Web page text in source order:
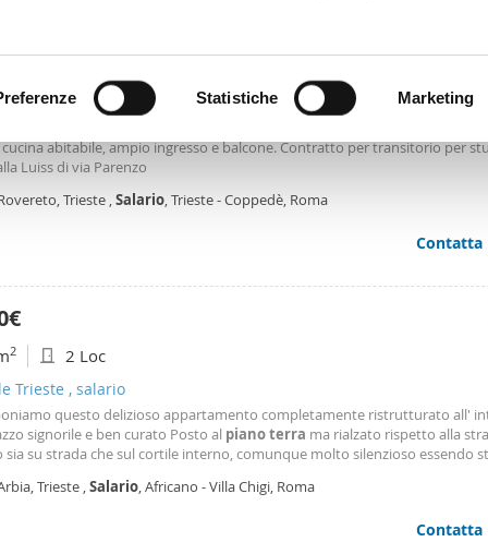
scansionandolo attivamente alla ricerca di caratteristiche
elaborati i tuoi dati personali e imposta le tue preferenze
il tuo consenso in qualsiasi momento dalla Dichiarazione
contenuti ed annunci, per fornire funzionalità dei
Condividiamo inoltre informazioni sul modo in cui utilizza il
di analisi dei dati web, pubblicità e social media, i quali
che ha fornito loro o che hanno raccolto dal suo utilizzo
Statistiche Marketing
arredato Trieste , salario
abitabile, ampio ingresso e balcone. Contratto per transitorio per
Luiss di via Parenzo
Trieste ,Salario, Trieste - Coppedè, Roma
Contatta
2 2 Loc
Trieste , salario
questo delizioso appartamento completamente ristrutturato all'
signorile e ben curato Posto al pianoterra ma rialzato rispetto alla
sia su strada che sul cortile interno, comunque molto silenzioso essendo
con camino di circa 20 mq, cucina
Trieste ,Salario, Africano - Villa Chigi, Roma
Contatta